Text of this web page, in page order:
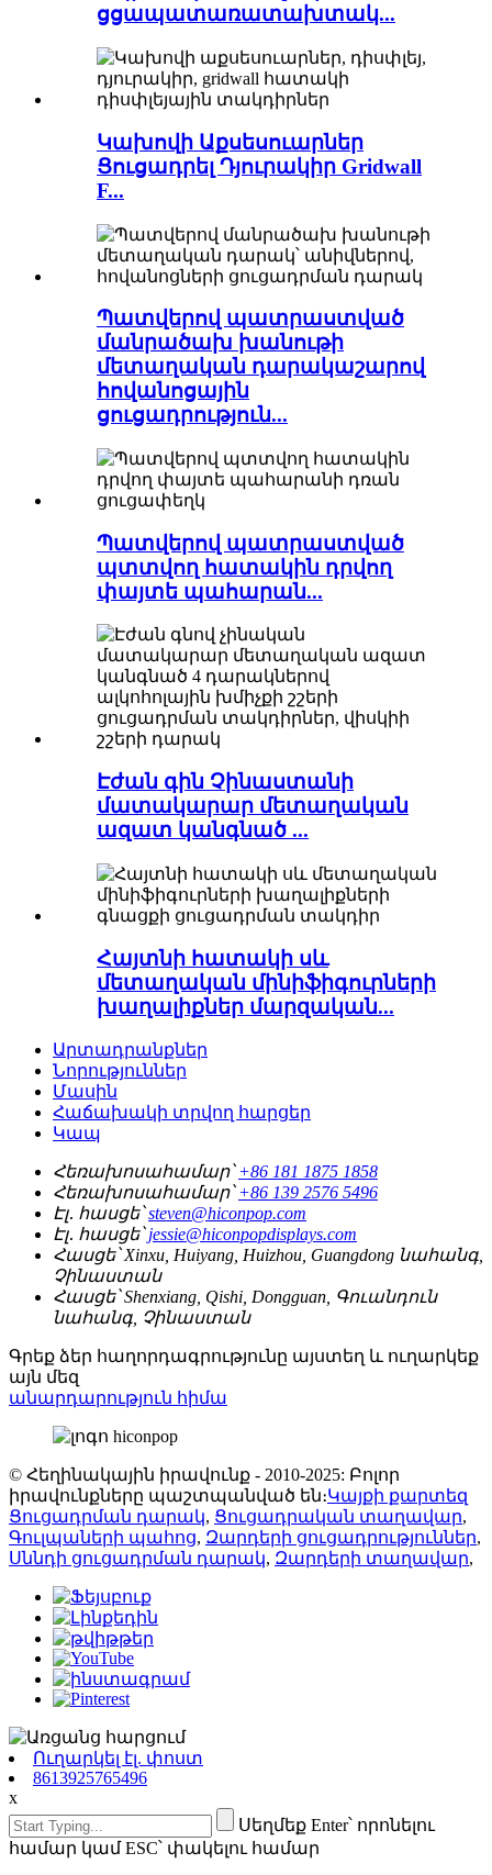
ցցապատառատախտակ...
Կախովի Աքսեսուարներ
Ցուցադրել Դյուրակիր Gridwall
F...
Պատվերով պատրաստված
մանրածախ խանութի
մետաղական դարակաշարով
հովանոցային
ցուցադրություն...
Պատվերով պատրաստված
պտտվող հատակին դրվող
փայտե պահարան...
Էժան գին Չինաստանի
մատակարար մետաղական
ազատ կանգնած ...
Հայտնի հատակի սև
մետաղական մինիֆիգուրների
խաղալիքներ մարզական...
Արտադրանքներ
Նորություններ
Մասին
Հաճախակի տրվող հարցեր
Կապ
Հեռախոսահամար՝ +86 181 1875 1858
Հեռախոսահամար՝ +86 139 2576 5496
Էլ․ հասցե՝ steven@hiconpop.com
Էլ․ հասցե՝ jessie@hiconpopdisplays.com
Հասցե՝ Xinxu, Huiyang, Huizhou, Guangdong նահանգ,
Չինաստան
Հասցե՝ Shenxiang, Qishi, Dongguan, Գուանդուն
նահանգ, Չինաստան
Գրեք ձեր հաղորդագրությունը այստեղ և ուղարկեք
այն մեզ
անարդարություն հիմա
© Հեղինակային իրավունք - 2010-2025: Բոլոր
իրավունքները պաշտպանված են։Կայքի քարտեզ
Ցուցադրման դարակ, Ցուցադրական տաղավար,
Գուլպաների պահոց, Զարդերի ցուցադրություններ,
Սննդի ցուցադրման դարակ, Զարդերի տաղավար,
Ուղարկել էլ. փոստ
8613925765496
x
Սեղմեք Enter՝ որոնելու
համար կամ ESC՝ փակելու համար